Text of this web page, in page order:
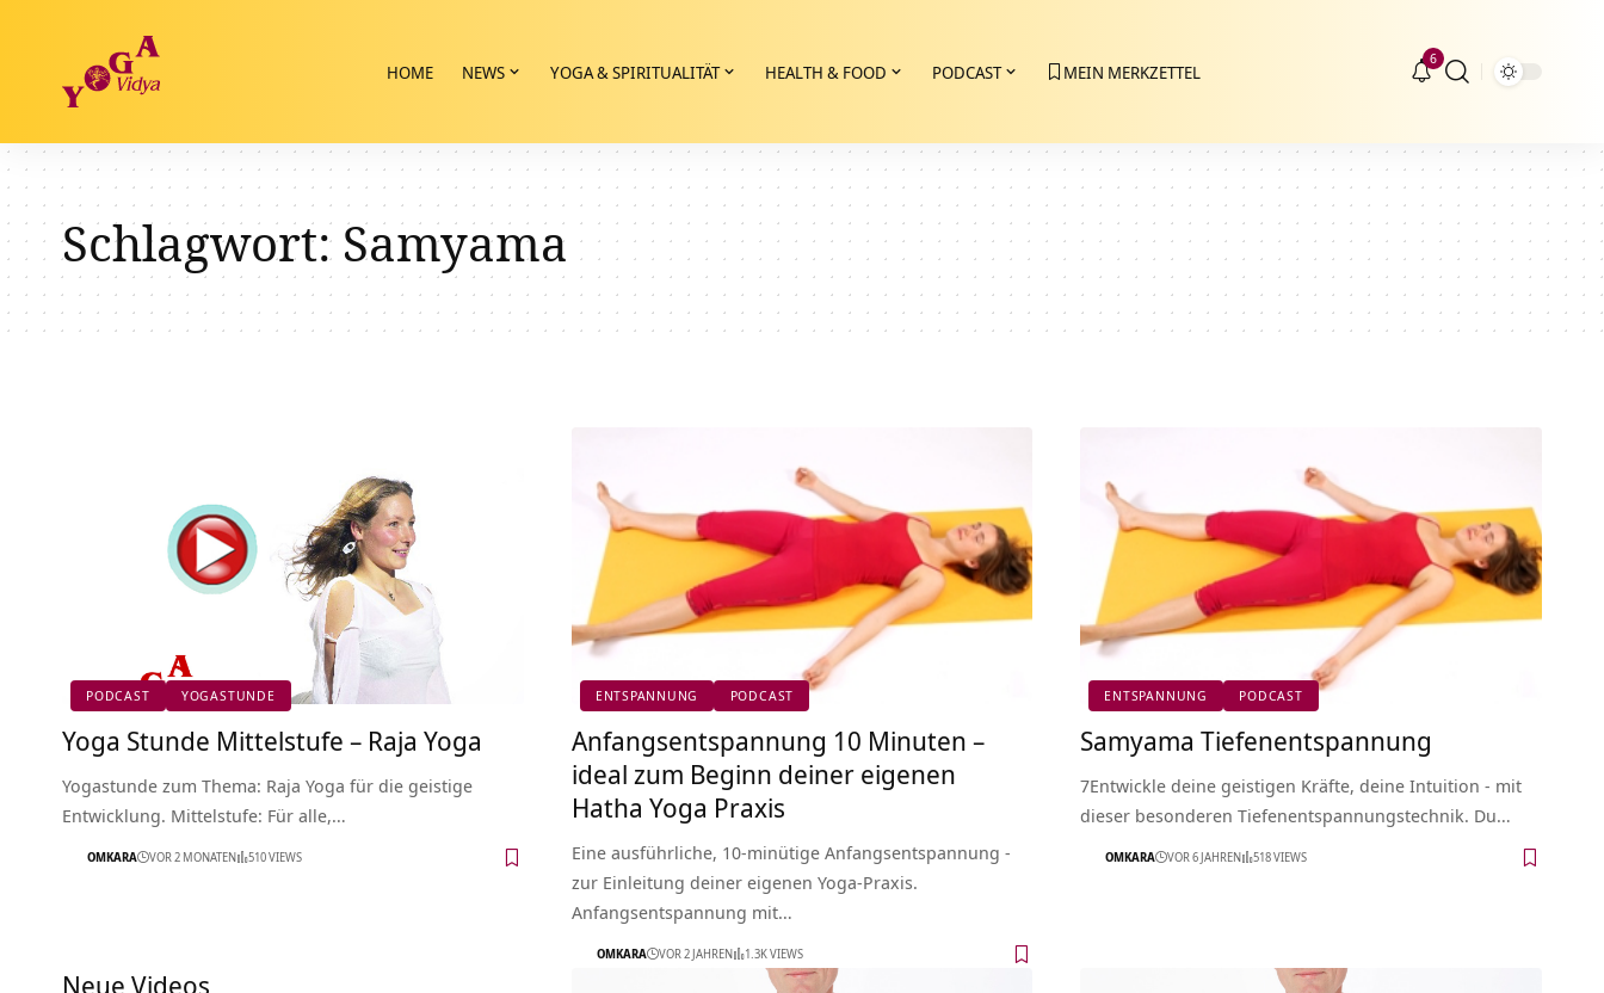
HOME NEWS YOGA & SPIRITUALITÄT HEALTH & FOOD PODCAST MEIN MERKZETTEL
6
Schlagwort: Samyama
PODCAST YOGASTUNDE
Yoga Stunde Mittelstufe – Raja Yoga
Yogastunde zum Thema: Raja Yoga für die geistige
Entwicklung. Mittelstufe: Für alle,…
OMKARA VOR 2 MONATEN 510 VIEWS
ENTSPANNUNG PODCAST
Anfangsentspannung 10 Minuten –
ideal zum Beginn deiner eigenen
Hatha Yoga Praxis
Eine ausführliche, 10-minütige Anfangsentspannung -
zur Einleitung deiner eigenen Yoga-Praxis.
Anfangsentspannung mit…
OMKARA VOR 2 JAHREN 1.3K VIEWS
ENTSPANNUNG PODCAST
Samyama Tiefenentspannung
7Entwickle deine geistigen Kräfte, deine Intuition - mit
dieser besonderen Tiefenentspannungstechnik. Du…
OMKARA VOR 6 JAHREN 518 VIEWS
Neue Videos